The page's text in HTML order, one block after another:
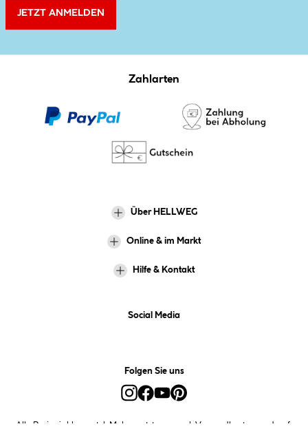
JETZT ANMELDEN
Zahlarten
Über HELLWEG
Online & im Markt
Hilfe & Kontakt
Social Media
Folgen Sie uns
Alle Preise inkl. gesetzl. Mehrwertsteuer zzgl. Versandkosten und ggf.